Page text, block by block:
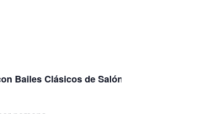
Bailes Clásicos de Salón